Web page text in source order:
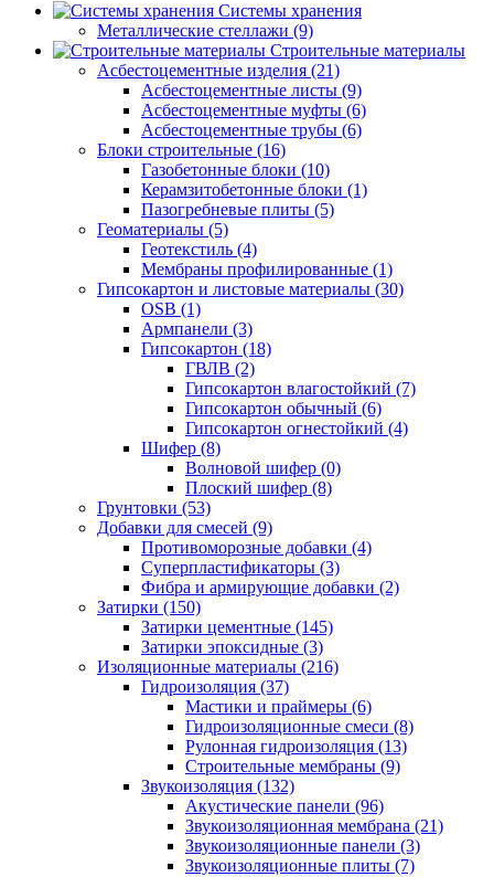
Системы хранения
Металлические стеллажи (9)
Строительные материалы
Асбестоцементные изделия (21)
Асбестоцементные листы (9)
Асбестоцементные муфты (6)
Асбестоцементные трубы (6)
Блоки строительные (16)
Газобетонные блоки (10)
Керамзитобетонные блоки (1)
Пазогребневые плиты (5)
Геоматериалы (5)
Геотекстиль (4)
Мембраны профилированные (1)
Гипсокартон и листовые материалы (30)
OSB (1)
Армпанели (3)
Гипсокартон (18)
ГВЛВ (2)
Гипсокартон влагостойкий (7)
Гипсокартон обычный (6)
Гипсокартон огнестойкий (4)
Шифер (8)
Волновой шифер (0)
Плоский шифер (8)
Грунтовки (53)
Добавки для смесей (9)
Противоморозные добавки (4)
Суперпластификаторы (3)
Фибра и армирующие добавки (2)
Затирки (150)
Затирки цементные (145)
Затирки эпоксидные (3)
Изоляционные материалы (216)
Гидроизоляция (37)
Мастики и праймеры (6)
Гидроизоляционные смеси (8)
Рулонная гидроизоляция (13)
Строительные мембраны (9)
Звукоизоляция (132)
Акустические панели (96)
Звукоизоляционная мембрана (21)
Звукоизоляционные панели (3)
Звукоизоляционные плиты (7)